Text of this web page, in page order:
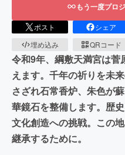
もう一度プロ
ポスト シェア
埋め込み
QRコード
令和9年、綱敷天満宮は
えます。千年の祈りを未
さざれ石常香炉、朱色が
華鏡石を整備します。歴
文化創造への挑戦。この
継承するために。